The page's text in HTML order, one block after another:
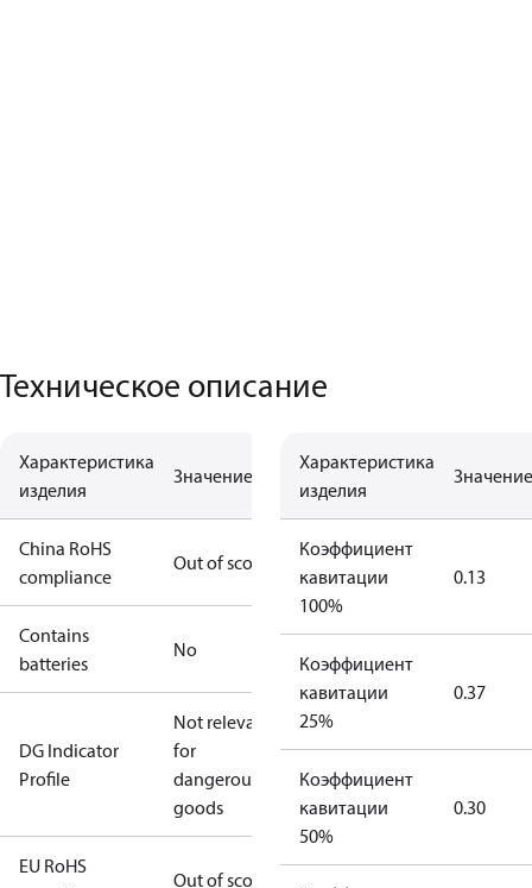
Техническое описание
Характеристика
изделия
Значение
China RoHS
compliance
Out of scope
Contains
batteries
No
DG Indicator
Profile
Not relevant
for
dangerous
goods
EU RoHS
Out of scope
Характеристика
изделия
Значение
Коэффициент
кавитации
100%
0.13
Коэффициент
кавитации
25%
0.37
Коэффициент
кавитации
50%
0.30